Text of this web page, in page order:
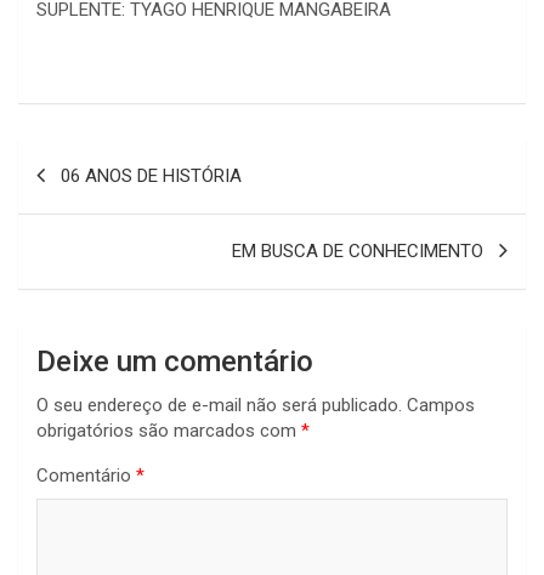
SUPLENTE: TYAGO HENRIQUE MANGABEIRA
06 ANOS DE HISTÓRIA
EM BUSCA DE CONHECIMENTO
Deixe um comentário
O seu endereço de e-mail não será publicado. Campos
obrigatórios são marcados com *
Comentário *